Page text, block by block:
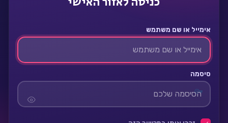
אימייל או שם משתמש
סיסמה